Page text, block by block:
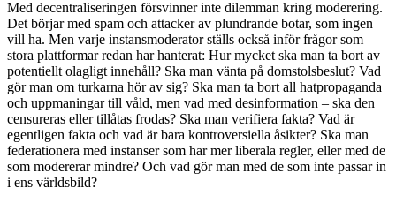
Med decentraliseringen försvinner inte dilemman kring moderering.
Det börjar med spam och attacker av plundrande botar, som ingen
vill ha. Men varje instansmoderator ställs också inför frågor som
stora plattformar redan har hanterat: Hur mycket ska man ta bort av
potentiellt olagligt innehåll? Ska man vänta på domstolsbeslut? Vad
gör man om turkarna hör av sig? Ska man ta bort all hatpropaganda
och uppmaningar till våld, men vad med desinformation – ska den
censureras eller tillåtas frodas? Ska man verifiera fakta? Vad är
egentligen fakta och vad är bara kontroversiella åsikter? Ska man
federationera med instanser som har mer liberala regler, eller med de
som modererar mindre? Och vad gör man med de som inte passar in
i ens världsbild?